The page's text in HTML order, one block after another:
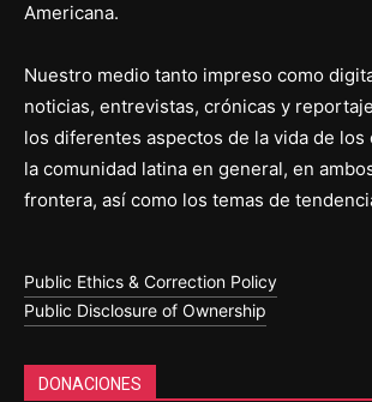
Americana.
Nuestro medio tanto impreso como
noticias, entrevistas, crónicas y
los diferentes aspectos de la vida de los
la comunidad latina en general, en
frontera, así como los temas de
Public Ethics & Correction Policy
Public Disclosure of Ownership
DONACIONES